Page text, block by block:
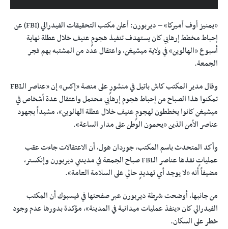
«يمنيز أوف أميركا» – ديربورن: أعلن مكتب التحقيقات الفيدرالي (FBI) عن
إحباط مخطط إرهابي كان يستهدف تنفيذ هجومٍ عنيف خلال عطلة نهاية
أسبوع «الهالوين» في ولاية ميشيغن، واعتقال عدد من المشتبه بهم فجر
الجمعة.
وقال مدير المكتب كاش باتيل في منشورٍ على منصة «إكس» إن «عناصر الـFBI
تمكنوا هذا الصباح من إحباط هجوم إرهابي محتمل واعتقال عدة أشخاص في
ميشيغن كانوا يخططون لهجومٍ عنيف خلال عطلة الهالوين»، مشيداً بجهود
عناصر الأمن الذين «يحمون الوطن على مدار الساعة».
وأكد المتحدث باسم المكتب، جوردان هول، أن الاعتقالات جاءت عقب
عملياتٍ نفذها عناصر الـFBI صباح الجمعة في مدينتي ديربورن وإنكستر،
مضيفاً أنه «لا يوجد أي تهديدٍ حالي على السلامة العامة».
من جانبها، أوضحت شرطة ديربورن عبر صفحتها في فيسبوك أن المكتب
الفيدرالي كان «ينفذ عمليات ميدانية في المدينة»، مؤكدة بدورها عدم وجود
خطر على السكان.